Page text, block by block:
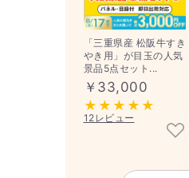
「三重県産 松阪牛すき
やき用」が目玉の人気
景品5点セット...
￥33,000
12レビュー